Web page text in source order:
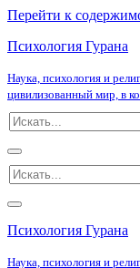
Перейти к
Психология Гурана
Наука, психология и
цивилизованный мир, в
Искать...
Меню
навигации
Искать...
Меню
навигации
Психология Гурана
Наука, психология и